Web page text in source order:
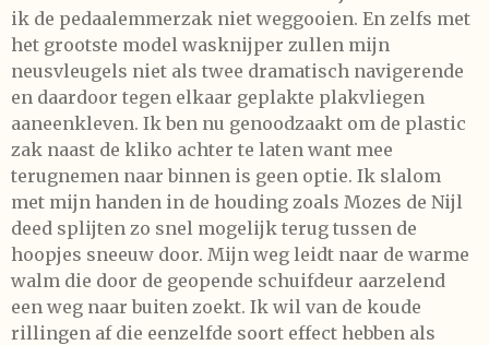
ik de pedaalemmerzak niet weggooien. En zelfs met
het grootste model wasknijper zullen mijn
neusvleugels niet als twee dramatisch navigerende
en daardoor tegen elkaar geplakte plakvliegen
aaneenkleven. Ik ben nu genoodzaakt om de plastic
zak naast de kliko achter te laten want mee
terugnemen naar binnen is geen optie. Ik slalom
met mijn handen in de houding zoals Mozes de Nijl
deed splijten zo snel mogelijk terug tussen de
hoopjes sneeuw door. Mijn weg leidt naar de warme
walm die door de geopende schuifdeur aarzelend
een weg naar buiten zoekt. Ik wil van de koude
rillingen af die eenzelfde soort effect hebben als